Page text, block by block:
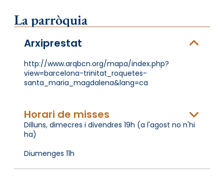
La parròquia
Arxiprestat
http://www.arqbcn.org/mapa/index.php?
view=barcelona-trinitat_roquetes-
santa_maria_magdalena&lang=ca
Horari de misses
Dilluns, dimecres i divendres 19h (a l'agost no n'hi
ha)
Diumenges 11h